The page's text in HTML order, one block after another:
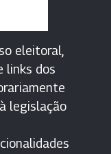
eleitoral,
links dos
legislação